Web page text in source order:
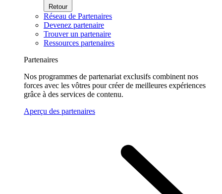
Retour
Réseau de Partenaires
Devenez partenaire
Trouver un partenaire
Ressources partenaires
Partenaires
Nos programmes de partenariat exclusifs combinent nos
forces avec les vôtres pour créer de meilleures expériences
grâce à des services de contenu.
Aperçu des partenaires